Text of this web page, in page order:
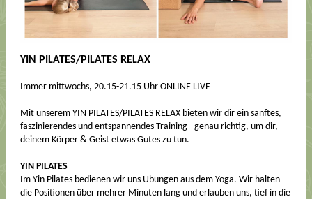
YIN PILATES/PILATES RELAX
Immer mittwochs, 20.15-21.15 Uhr ONLINE LIVE
Mit unserem YIN PILATES/PILATES RELAX bieten wir dir ein sanftes,
faszinierendes und entspannendes Training - genau richtig, um dir,
deinem Körper & Geist etwas Gutes zu tun.
YIN PILATES
Im Yin Pilates bedienen wir uns Übungen aus dem Yoga. Wir halten
die Positionen über mehrer Minuten lang und erlauben uns, tief in die